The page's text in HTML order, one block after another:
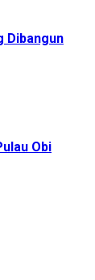
Dibangun
Obi